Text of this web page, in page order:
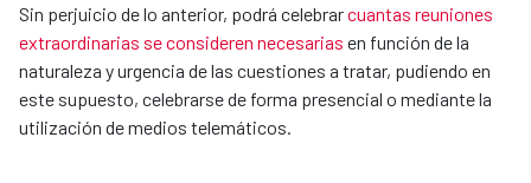
Sin perjuicio de lo anterior, podrá celebrarcuantas reuniones
extraordinarias se consideren necesarias en función de la
naturaleza y urgencia de las cuestiones a tratar, pudiendo en
este supuesto, celebrarse de forma presencial o mediante la
utilización de medios telemáticos.